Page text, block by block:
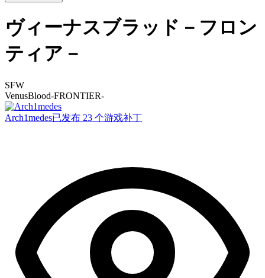
ヴィーナスブラッド－フロン
ティア－
SFW
VenusBlood-FRONTIER-
Arch1medes已发布 23 个游戏补丁